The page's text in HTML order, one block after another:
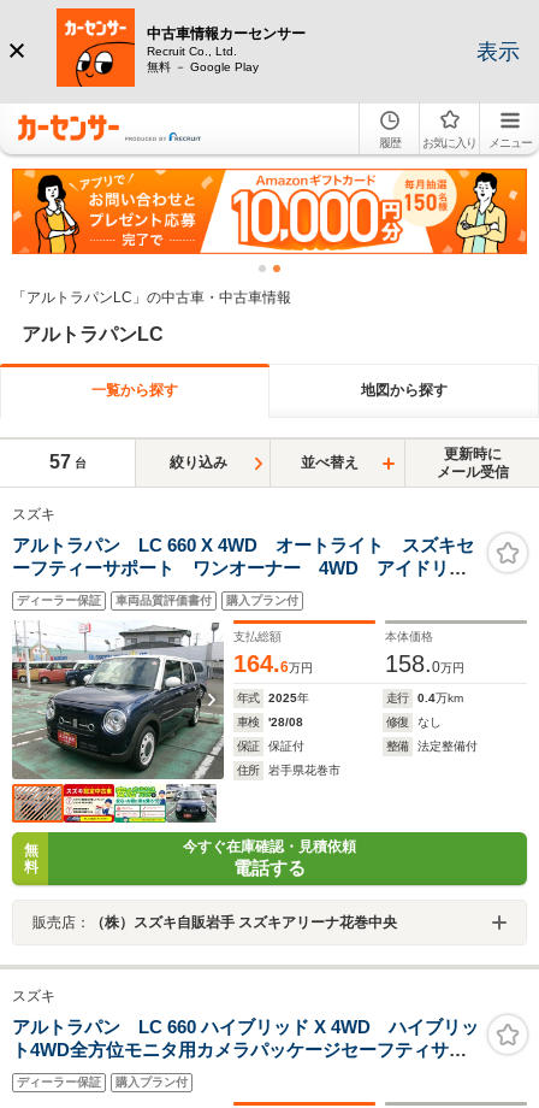
中古車情報カーセンサー
Recruit Co., Ltd.
無料 － Google Play
表示
履歴 お気に入り メニュー
「アルトラパンLC」の中古車・中古車情報
アルトラパンLC
一覧から探す 地図から探す
57 台 絞り込み 並べ替え
更新時に
メール受信
スズキ
アルトラパン LC 660 X 4WD オートライト スズキセ
ーフティーサポート ワンオーナー 4WD アイドリン
グストップ 盗難防止システム プッシュスタート シ
ートヒーター
ディーラー保証 車両品質評価書付 購入プラン付
支払総額
164.6万円
本体価格
158.0万円
年式 2025年 走行 0.4万km
車検
'28/08 修復
なし
保証
保証付 整備
法定整備付
住所
岩手県花巻市
無
料
今すぐ在庫確認・見積依頼
電話する
販売店： （株）スズキ自販岩手 スズキアリーナ花巻中央
スズキ
アルトラパン LC 660 ハイブリッド X 4WD ハイブリッ
ト4WD全方位モニタ用カメラパッケージセーフティサポ
ート搭載スズキコネクト対応機装着車ハイビームアシス
トLEDライト横滑り防止装置シートヒーター
ディーラー保証 購入プラン付